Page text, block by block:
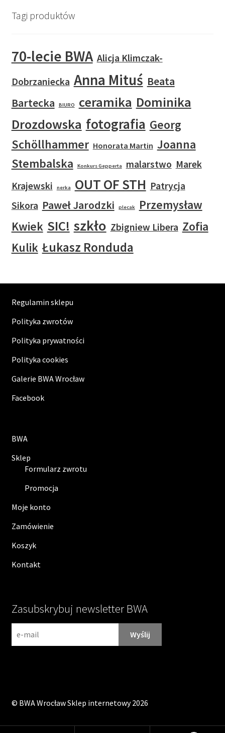
Tagi produktów
70-lecie BWA Alicja Klimczak-
Dobrzaniecka Anna Mituś Beata
Bartecka
BIURO ceramika Dominika
Drozdowska fotografia Georg
Schöllhammer Honorata Martin Joanna
Stembalska
Konkurs Gepperta malarstwo Marek
Krajewski
nerka OUT OF STH Patrycja
Sikora Paweł Jarodzki plecak
Przemysław
Kwiek SIC! szkło Zbigniew Libera Zofia
Kulik Łukasz Ronduda
Regulamin sklepu
Polityka zwrotów
Polityka prywatności
Polityka cookies
Galerie BWA Wrocław
Facebook
BWA
Sklep
Formularz zwrotu
Promocja
Moje konto
Zamówienie
Koszyk
Kontakt
Zasubskrybuj newsletter BWA
t
© BWA Wrocław Sklep internetowy2026